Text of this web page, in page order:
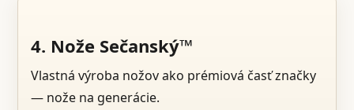
4. Nože Sečanský™
Vlastná výroba nožov ako prémiová časť značky
— nože na generácie.